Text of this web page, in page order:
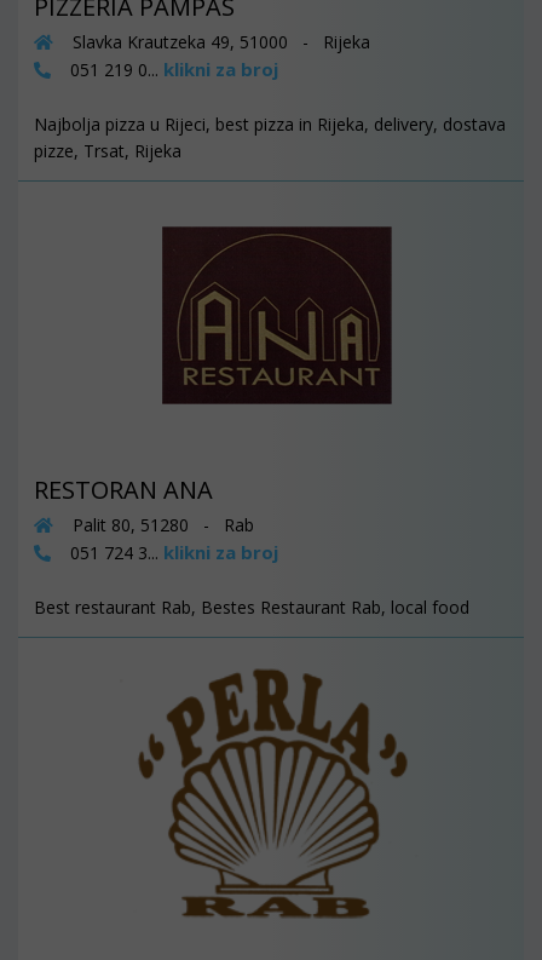
Slavka Krautzeka 49, 51000 - Rijeka
051 219 0... klikni za broj
Najbolja pizza u Rijeci, best pizza in Rijeka, delivery, dostava
pizze, Trsat, Rijeka
RESTORAN ANA
Palit 80, 51280 - Rab
051 724 3... klikni za broj
Best restaurant Rab, Bestes Restaurant Rab, local food